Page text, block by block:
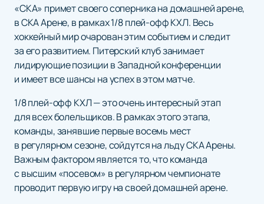
«СКА» примет своего соперника на домашней арене,
в СКА Арене, в рамках 1/8 плей-офф КХЛ. Весь
хоккейный мир очарован этим событием и следит
за его развитием. Питерский клуб занимает
лидирующие позиции в Западной конференции
и имеет все шансы на успех в этом матче.
1/8 плей-офф КХЛ — это очень интересный этап
для всех болельщиков. В рамках этого этапа,
команды, занявшие первые восемь мест
в регулярном сезоне, сойдутся на льду СКА Арены.
Важным фактором является то, что команда
с высшим «посевом» в регулярном чемпионате
проводит первую игру на своей домашней арене.